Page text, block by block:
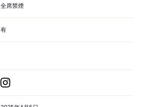
全席禁煙
有